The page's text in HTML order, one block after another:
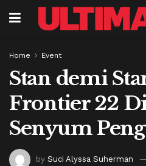
Home Event
Stan demi
Frontier 22
Senyum
by Suci Alyssa Suherman